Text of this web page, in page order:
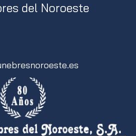
del Noroeste